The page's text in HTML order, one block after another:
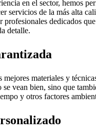
en el sector, hemos
servicios de la más alta
profesionales dedicados
detalle.
materiales y
se vean bien, sino que
y otros factores